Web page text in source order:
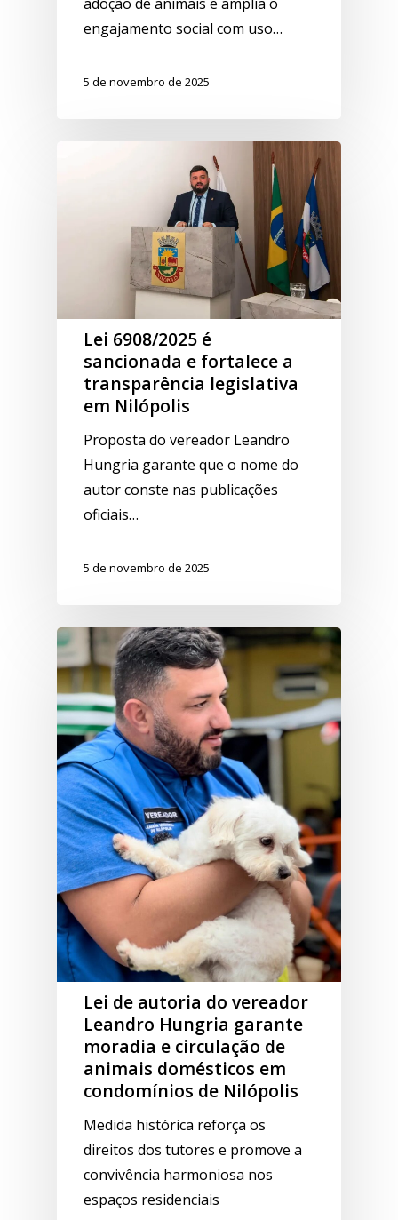
engajamento social com uso…
5 de novembro de 2025
Lei 6908/2025 é
sancionada e fortalece a
transparência legislativa
em Nilópolis
Proposta do vereador Leandro
Hungria garante que o nome do
autor conste nas publicações
oficiais…
5 de novembro de 2025
Lei de autoria do vereador
Leandro Hungria garante
moradia e circulação de
animais domésticos em
condomínios de Nilópolis
Medida histórica reforça os
direitos dos tutores e promove a
convivência harmoniosa nos
espaços residenciais